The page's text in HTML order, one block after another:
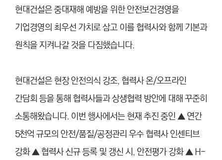
현대건설은 중대재해 예방을 위한 안전보건경영을
기업경영의 최우선 가치로 삼고 이를 협력사와 함께 기본과
원칙을 지켜나갈 것을 다짐했습니다.
현대건설은 현장 안전의식 강조, 협력사 온/오프라인
간담회 등을 통해 협력사들과 상생협력 방안에 대해 꾸준히
소통해왔습니다. 이번 행사에서는 현재 추진 중인 ▲ 연간
5천억 규모의 안전/품질/공정관리 우수 협력사 인센티브
강화 ▲ 협력사 신규 등록 및 갱신 시, 안전평가 강화 ▲ H-